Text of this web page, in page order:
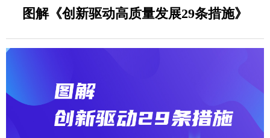
图解《创新驱动高质量发展29条措施》